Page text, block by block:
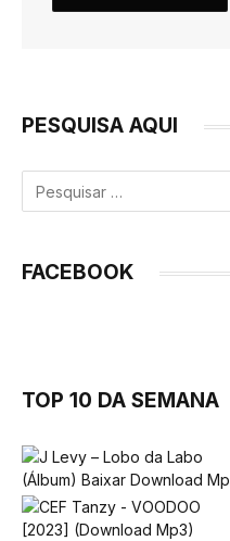
PESQUISA AQUI
FACEBOOK
TOP 10 DA SEMANA